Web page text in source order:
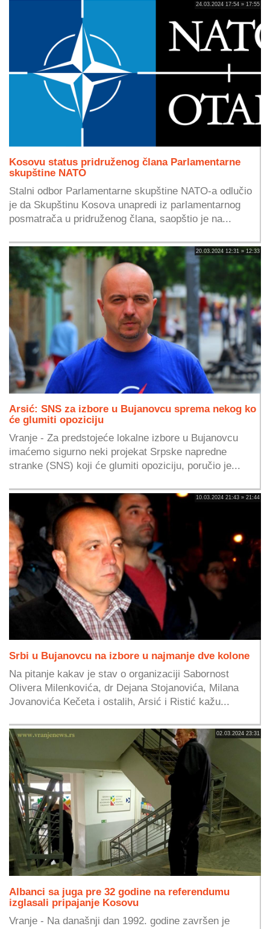
24.03.2024 17:54 » 17:55
Kosovu status pridruženog člana Parlamentarne
skupštine NATO
Stalni odbor Parlamentarne skupštine NATO-a odlučio
je da Skupštinu Kosova unapredi iz parlamentarnog
posmatrača u pridruženog člana, saopštio je na...
20.03.2024 12:31 » 12:33
Arsić: SNS za izbore u Bujanovcu sprema nekog ko
će glumiti opoziciju
Vranje - Za predstojeće lokalne izbore u Bujanovcu
imaćemo sigurno neki projekat Srpske napredne
stranke (SNS) koji će glumiti opoziciju, poručio je...
10.03.2024 21:43 » 21:44
Srbi u Bujanovcu na izbore u najmanje dve kolone
Na pitanje kakav je stav o organizaciji Sabornost
Olivera Milenkovića, dr Dejana Stojanovića, Milana
Jovanovića Kečeta i ostalih, Arsić i Ristić kažu...
02.03.2024 23:31
Albanci sa juga pre 32 godine na referendumu
izglasali pripajanje Kosovu
Vranje - Na današnji dan 1992. godine završen je